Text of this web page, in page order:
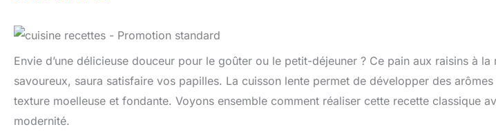
Envie d’une délicieuse douceur pour le goûter ou le petit-déjeuner ? Ce pain aux raisins à
savoureux, saura satisfaire vos papilles. La cuisson lente permet de développer des
texture moelleuse et fondante. Voyons ensemble comment réaliser cette recette classique
modernité.